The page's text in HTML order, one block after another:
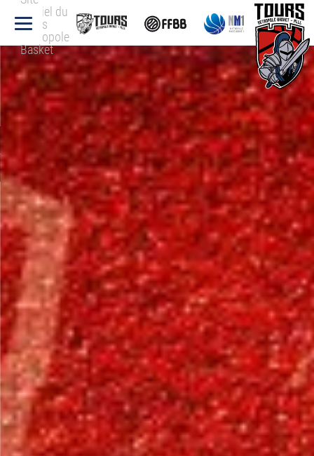
officiel du
Tours
Métropole
Basket